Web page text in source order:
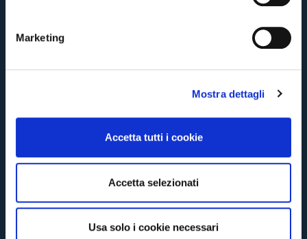
Marketing
Mostra dettagli
Accetta tutti i cookie
Accetta selezionati
Usa solo i cookie necessari